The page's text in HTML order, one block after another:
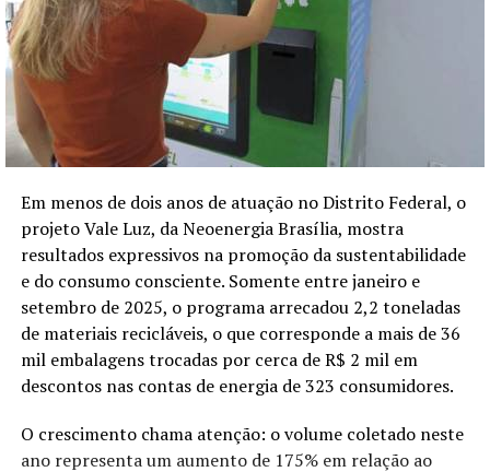
Em menos de dois anos de atuação no Distrito Federal, o
projeto Vale Luz, da Neoenergia Brasília, mostra
resultados expressivos na promoção da sustentabilidade
e do consumo consciente. Somente entre janeiro e
setembro de 2025, o programa arrecadou 2,2 toneladas
de materiais recicláveis, o que corresponde a mais de 36
mil embalagens trocadas por cerca de R$ 2 mil em
descontos nas contas de energia de 323 consumidores.
O crescimento chama atenção: o volume coletado neste
ano representa um aumento de 175% em relação ao